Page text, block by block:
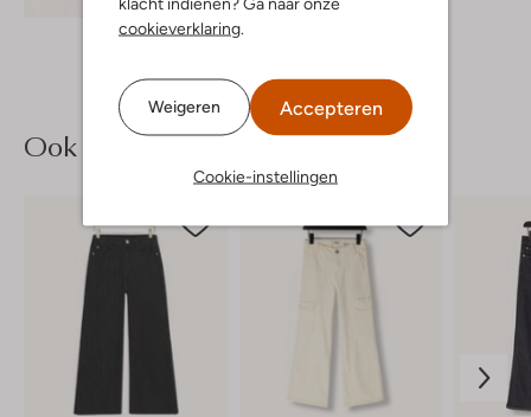
cookieverklaring
Weigeren Accepteren
Cookie-instellingen
Ook iets voor jou?